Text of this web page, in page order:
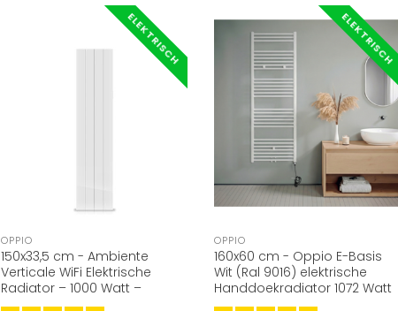
ELEKTRISCH
OPPIO
150x33,5 cm - Ambiente
Verticale WiFi Elektrische
Radiator – 1000 Watt –
Keramisch – RAL 9016 Wit
ELEKTRISCH
OPPIO
160x60 cm - Oppio E-Basis
Wit (Ral 9016) elektrische
Handdoekradiator 1072 Watt